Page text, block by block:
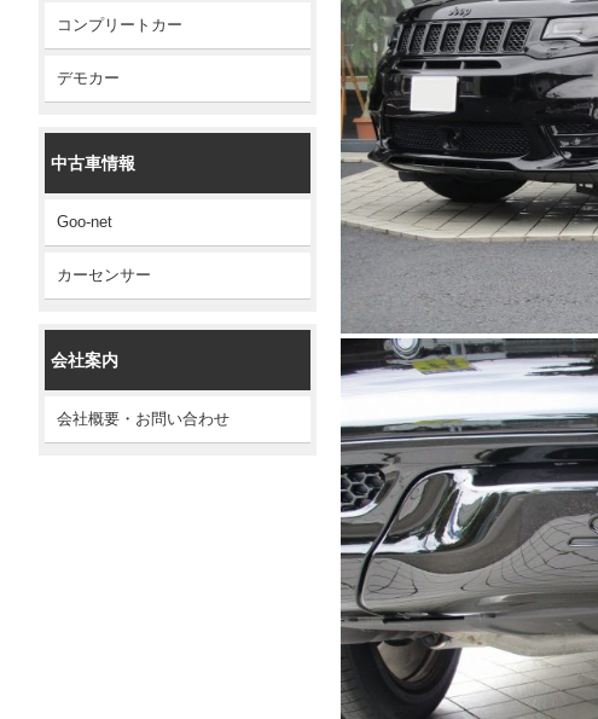
コンプリートカー
デモカー
中古車情報
Goo-net
カーセンサー
会社案内
会社概要・お問い合わせ